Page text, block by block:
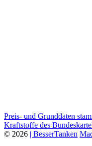
Preis- und Grunddaten
Kraftstoffe des
© 2026 | BesserTanken